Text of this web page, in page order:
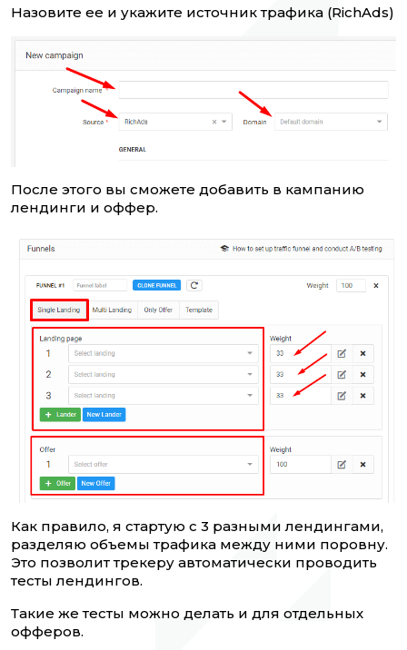
Назовите ее и укажите источник трафика (RichAds)
После этого вы сможете добавить в кампанию
лендинги и оффер.
Как правило, я стартую с 3 разными лендингами,
разделяю объемы трафика между ними поровну.
Это позволит трекеру автоматически проводить
тесты лендингов.
Такие же тесты можно делать и для отдельных
офферов.